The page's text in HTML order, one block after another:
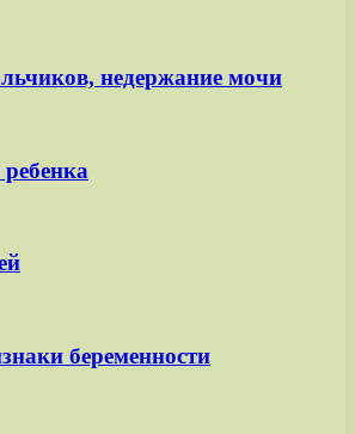
недержание мочи
беременности